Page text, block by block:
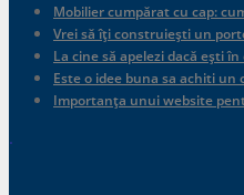
Mobilier cumpărat cu cap:
Vrei să îți construiești un
La cine să apelezi dacă ești
Este o idee buna sa achiti
Importanța unui website
.